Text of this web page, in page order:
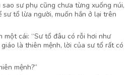
sao sư phụ cũng chưa từng xuống núi,
sư tổ lừa người, muốn hắn ở lại trên
một cái: “Sư tổ đâu có rỗi hơi như
là thiên mệnh, lời của sư tổ rất có
mệnh?”